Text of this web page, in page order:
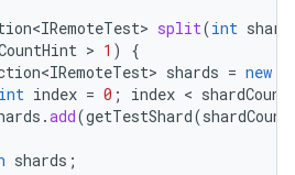
split(int
> 1 )
{
shards = new
int index = 0 ; index <
.add(getTestShard(
shards ;